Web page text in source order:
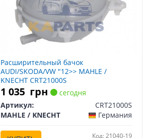
Расширительный бачок
AUDI/SKODA/VW "12>> MAHLE /
KNECHT CRT21000S
1 035 грн
сегодня
Артикул:
CRT21000S
MAHLE / KNECHT
Германия
Код: 21040-19